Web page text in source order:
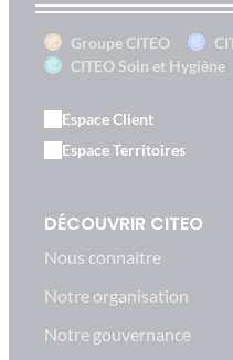
Groupe CITEO
CITEO Soin et Hygiène
Espace Client
Espace Territoires
DÉCOUVRIR CITEO
Nous connaitre
Notre organisation
Notre gouvernance